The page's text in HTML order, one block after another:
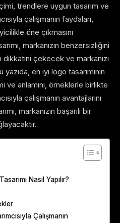
trendlere uygun tasarım ve
çalışmanın faydaları,
öne çıkmasını
markanızın benzersizliğini
çekecek ve markanızı
en iyi logo tasarımının
ve anlamını, örneklerle birlikte
çalışmanın avantajlarını
markanızın başarılı bir
Nasıl Yapılır?
Çalışmanın